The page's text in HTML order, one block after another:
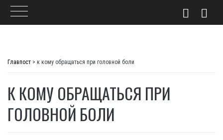
Главпост > к кому обращаться при головной боли
К КОМУ ОБРАЩАТЬСЯ ПРИ
ГОЛОВНОЙ БОЛИ